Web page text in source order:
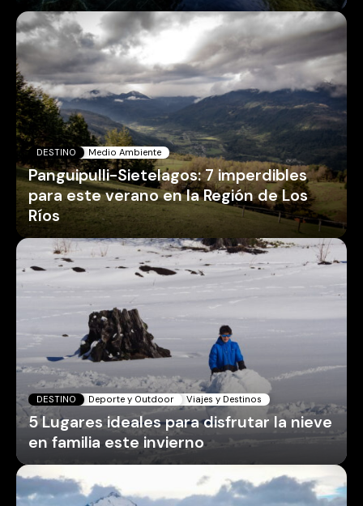
DESTINO Medio Ambiente
Panguipulli-Sietelagos: 7 imperdibles
para este verano en la Región de Los
Ríos
DESTINO Deporte y Outdoor Viajes y Destinos
5 Lugares ideales para disfrutar la nieve
en familia este invierno